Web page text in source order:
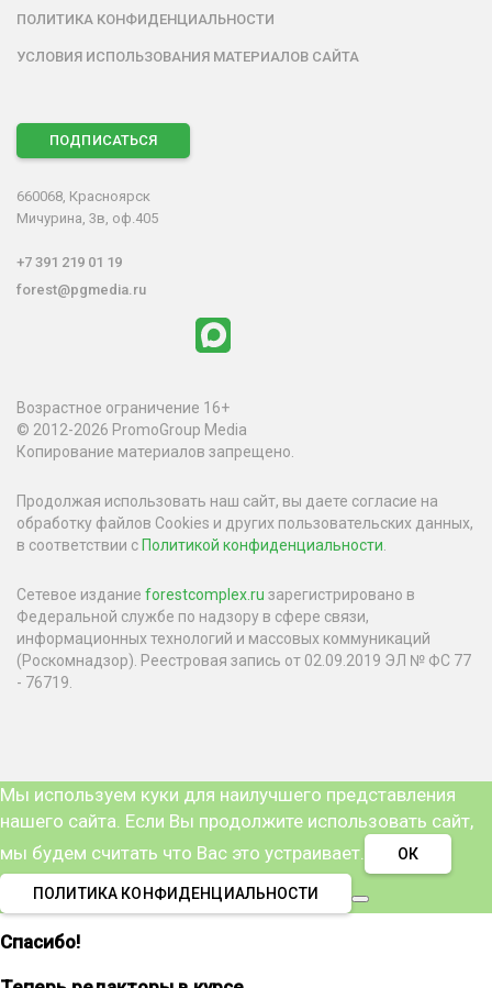
ПОЛИТИКА КОНФИДЕНЦИАЛЬНОСТИ
УСЛОВИЯ ИСПОЛЬЗОВАНИЯ МАТЕРИАЛОВ САЙТА
ПОДПИСАТЬСЯ
660068, Красноярск
Мичурина, 3в, оф.405
+7 391 219 01 19
forest@pgmedia.ru
Возрастное ограничение 16+
© 2012-2026 PromoGroup Media
Копирование материалов запрещено.
Продолжая использовать наш сайт, вы даете согласие на
обработку файлов Cookies и других пользовательских данных,
в соответствии с Политикой конфиденциальности
Сетевое издание forestcomplex.ru зарегистрировано в
Федеральной службе по надзору в сфере связи,
информационных технологий и массовых коммуникаций
(Роскомнадзор). Реестровая запись от 02.09.2019 ЭЛ № ФС 77
- 76719.
Мы используем куки для наилучшего представления
нашего сайта. Если Вы продолжите использовать сайт,
мы будем считать что Вас это устраивает.
ОК
ПОЛИТИКА КОНФИДЕНЦИАЛЬНОСТИ
Спасибо!